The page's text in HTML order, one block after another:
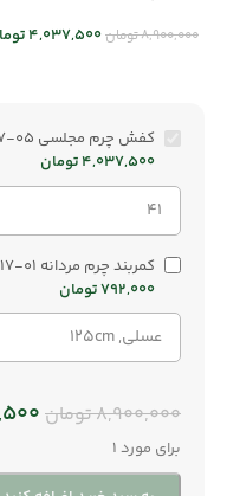
8,900,000تومان4,037,500
کفش چرم مجلسی mrc117-05
4,037,500تومان
کمربند چرم مردانه mrc1517-01
792,000تومان
8,900,000تومان
برای مورد 1